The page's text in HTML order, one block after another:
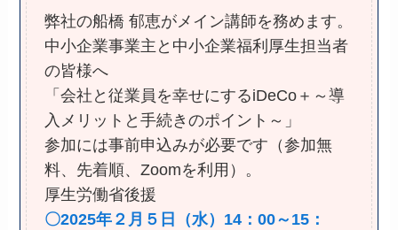
弊社の船橋 郁恵がメイン講師を務めます。
中小企業事業主と中小企業福利厚生担当者
の皆様へ
「会社と従業員を幸せにするiDeCo＋～導
入メリットと手続きのポイント～」
参加には事前申込みが必要です（参加無
料、先着順、Zoomを利用）。
厚生労働省後援
〇2025年２月５日（水）14：00～15：